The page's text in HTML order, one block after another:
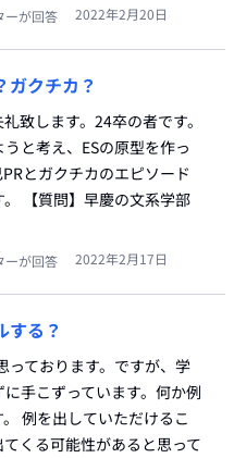
ーが回答 2022年2月20日
ガクチカ？
致します。24卒の者です。
と考え、ESの原型を作っ
とガクチカのエピソード
【質問】早慶の文系学部
ーが回答 2022年2月17日
する？
っております。ですが、学
手こずっています。何か例
例を出していただけるこ
くる可能性があると思って